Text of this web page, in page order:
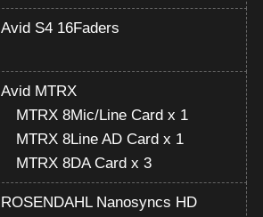
Avid S4 16Faders
Avid MTRX
MTRX 8Mic/Line Card x 1
MTRX 8Line AD Card x 1
MTRX 8DA Card x 3
ROSENDAHL Nanosyncs HD